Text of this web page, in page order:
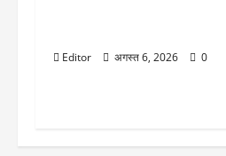
Editor अगस्त 6, 2026 0